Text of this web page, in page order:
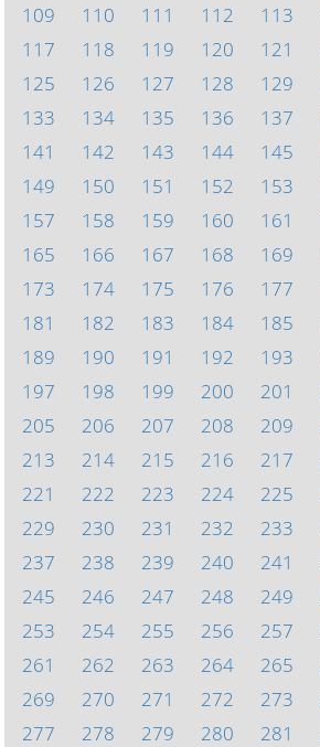
109
110 111 112 113
117
118 119 120 121
125
126 127 128 129
133
134 135 136 137
141
142 143 144 145
149
150 151 152 153
157
158 159 160 161
165
166 167 168 169
173
174 175 176 177
181
182 183 184 185
189
190 191 192 193
197
198 199 200 201
205
206 207 208 209
213
214 215 216 217
221
222 223 224 225
229
230 231 232 233
237
238 239 240 241
245
246 247 248 249
253
254 255 256 257
261
262 263 264 265
269
270 271 272 273
277
278 279 280 281